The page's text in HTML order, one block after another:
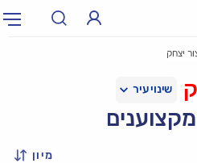
יצחק
מיון